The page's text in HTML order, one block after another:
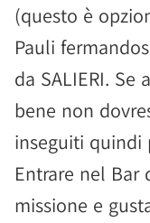
(questo è
Pauli
da SALIERI.
bene non
inseguiti quindi
Entrare nel Bar
missione e